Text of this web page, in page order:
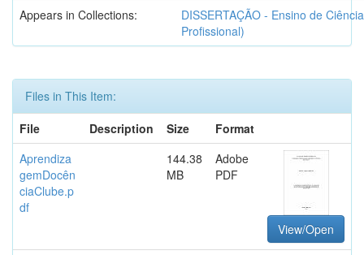
Appears in Collections:
DISSERTAÇÃO - Ensino de
Profissional)
Files in This Item:
File
Description Size
Format
Aprendiza
gemDocên
ciaClube.p
df
144.38
MB
Adobe
PDF
View/Open